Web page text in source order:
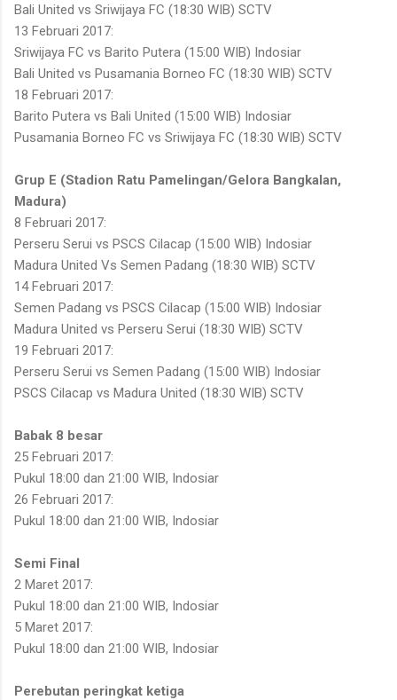
Bali United vs Sriwijaya FC (18:30 WIB) SCTV
13 Februari 2017:
Sriwijaya FC vs Barito Putera (15:00 WIB) Indosiar
Bali United vs Pusamania Borneo FC (18:30 WIB) SCTV
18 Februari 2017:
Barito Putera vs Bali United (15:00 WIB) Indosiar
Pusamania Borneo FC vs Sriwijaya FC (18:30 WIB) SCTV
Grup E (Stadion Ratu Pamelingan/Gelora Bangkalan,
Madura)
8 Februari 2017:
Perseru Serui vs PSCS Cilacap (15:00 WIB) Indosiar
Madura United Vs Semen Padang (18:30 WIB) SCTV
14 Februari 2017:
Semen Padang vs PSCS Cilacap (15:00 WIB) Indosiar
Madura United vs Perseru Serui (18:30 WIB) SCTV
19 Februari 2017:
Perseru Serui vs Semen Padang (15:00 WIB) Indosiar
PSCS Cilacap vs Madura United (18:30 WIB) SCTV
Babak 8 besar
25 Februari 2017:
Pukul 18:00 dan 21:00 WIB, Indosiar
26 Februari 2017:
Pukul 18:00 dan 21:00 WIB, Indosiar
Semi Final
2 Maret 2017:
Pukul 18:00 dan 21:00 WIB, Indosiar
5 Maret 2017:
Pukul 18:00 dan 21:00 WIB, Indosiar
Perebutan peringkat ketiga